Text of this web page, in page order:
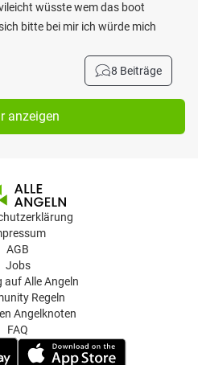
wüsste wem das boot
bitte bei mir ich würde mich
8 Beiträge
anzeigen
AGB
Jobs
auf Alle Angeln
Regeln
Angelknoten
FAQ